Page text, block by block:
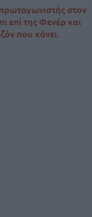
στον
επί της Φενέρ και
που κάνει.